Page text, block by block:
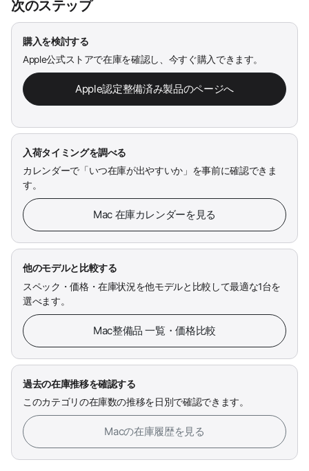
次のステップ
購入を検討する
Apple公式ストアで在庫を確認し、今すぐ購入できます。
Apple認定整備済み製品のページへ
入荷タイミングを調べる
カレンダーで「いつ在庫が出やすいか」を事前に確認できま
す。
Mac 在庫カレンダーを見る
他のモデルと比較する
スペック・価格・在庫状況を他モデルと比較して最適な1台を
選べます。
Mac整備品 一覧・価格比較
過去の在庫推移を確認する
このカテゴリの在庫数の推移を日別で確認できます。
Macの在庫履歴を見る